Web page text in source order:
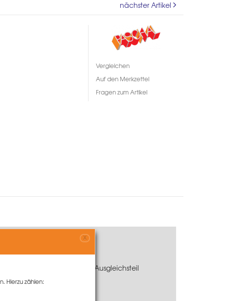
nächster Artikel
Vergleichen
Auf den Merkzettel
Fragen zum Artikel
von PASCHAL. Durch das Ausgleichsteil
X
Hierzu zählen: